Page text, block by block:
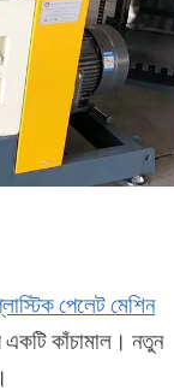
পেলেট মেশিন
একটি কাঁচামাল। নতুন